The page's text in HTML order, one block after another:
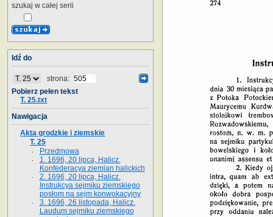
szukaj w całej serii
Idź do
strona:
Pobierz pełen tekst
T. 25.txt
Nawigacja
Akta grodzkie i ziemskie
T. 25
Przedmowa
1. 1696, 20 lipca, Halicz.
Konfederacya ziemian halickich
2. 1696, 20 lipca, Halicz.
Instrukcya sejmiku ziemskiego
posłom na sejm konwokacyjny
3. 1696, 26 listopada, Halicz.
Laudum sejmiku ziemskiego